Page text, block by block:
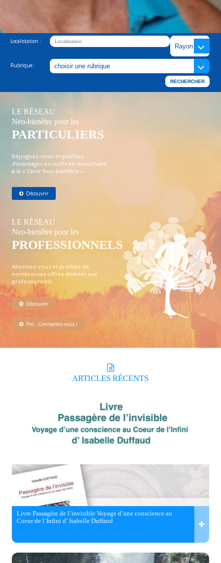
Localistation :
Rubrique :
LE RÉSEAU
Neo-bienêtre pour les
PARTICULIERS
Réjoignez-nous et profitez
d’avantages exclusifs en souscrivant
à la « Carte Neo-bienêtre »
Découvrir
LE RÉSEAU
Neo-bienêtre pour les
PROFESSIONNELS
Abonnez-vous et profitez de
nombreuses offres dédiées aux
professionnels.
Découvrir
Pro : Connectez-vous !
ARTICLES RÉCENTS
Livre Passagère de l’invisible Voyage d’une conscience au
Coeur de l’Infini d’ Isabelle Duffaud